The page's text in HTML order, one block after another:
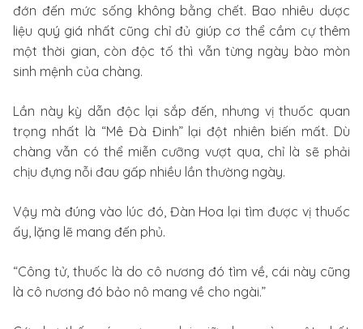
đớn đến mức sống không bằng chết. Bao nhiêu dược
liệu quý giá nhất cũng chỉ đủ giúp cơ thể cầm cự thêm
một thời gian, còn độc tố thì vẫn từng ngày bào mòn
sinh mệnh của chàng.
Lần này kỳ dẫn độc lại sắp đến, nhưng vị thuốc quan
trọng nhất là “Mê Đà Đinh” lại đột nhiên biến mất. Dù
chàng vẫn có thể miễn cưỡng vượt qua, chỉ là sẽ phải
chịu đựng nỗi đau gấp nhiều lần thường ngày.
Vậy mà đúng vào lúc đó, Đàn Hoa lại tìm được vị thuốc
ấy, lặng lẽ mang đến phủ.
“Công tử, thuốc là do cô nương đó tìm về, cái này cũng
là cô nương đó bảo nô mang về cho ngài.”